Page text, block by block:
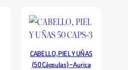
CABELLO, PIEL Y UÑAS
(50 Cápsulas) – Aurica